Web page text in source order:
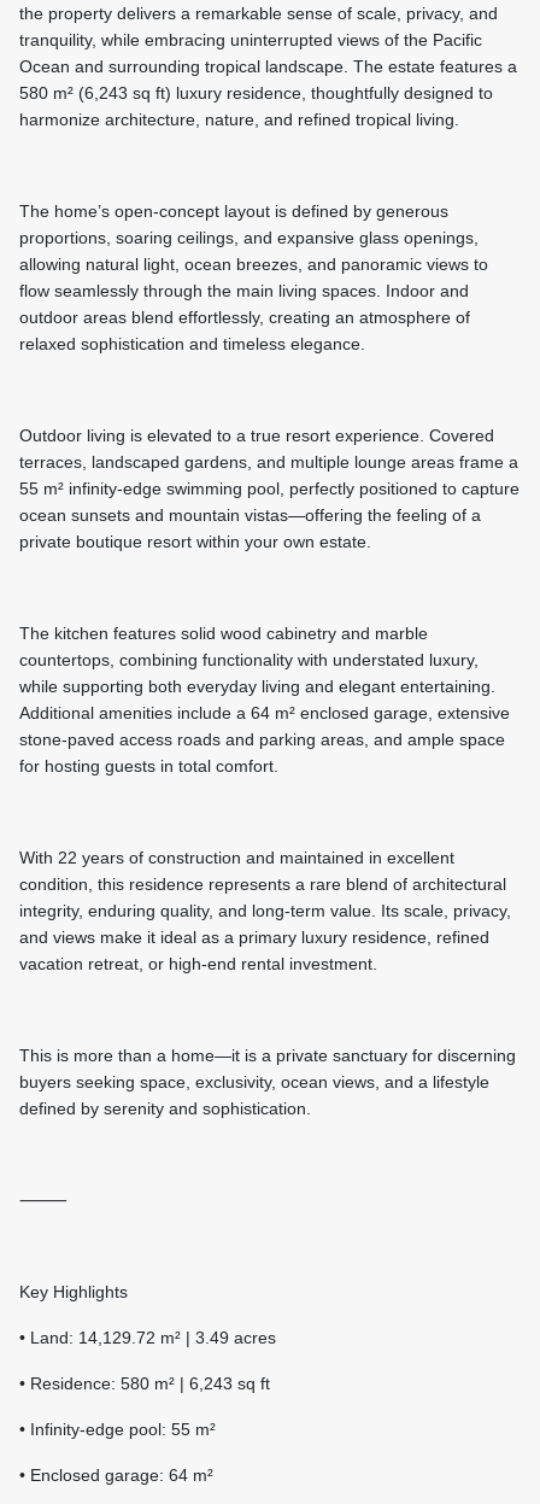
the property delivers a remarkable sense of scale, privacy, and
tranquility, while embracing uninterrupted views of the Pacific
Ocean and surrounding tropical landscape. The estate features a
580 m² (6,243 sq ft) luxury residence, thoughtfully designed to
harmonize architecture, nature, and refined tropical living.
The home’s open-concept layout is defined by generous
proportions, soaring ceilings, and expansive glass openings,
allowing natural light, ocean breezes, and panoramic views to
flow seamlessly through the main living spaces. Indoor and
outdoor areas blend effortlessly, creating an atmosphere of
relaxed sophistication and timeless elegance.
Outdoor living is elevated to a true resort experience. Covered
terraces, landscaped gardens, and multiple lounge areas frame a
55 m² infinity-edge swimming pool, perfectly positioned to capture
ocean sunsets and mountain vistas—offering the feeling of a
private boutique resort within your own estate.
The kitchen features solid wood cabinetry and marble
countertops, combining functionality with understated luxury,
while supporting both everyday living and elegant entertaining.
Additional amenities include a 64 m² enclosed garage, extensive
stone-paved access roads and parking areas, and ample space
for hosting guests in total comfort.
With 22 years of construction and maintained in excellent
condition, this residence represents a rare blend of architectural
integrity, enduring quality, and long-term value. Its scale, privacy,
and views make it ideal as a primary luxury residence, refined
vacation retreat, or high-end rental investment.
This is more than a home—it is a private sanctuary for discerning
buyers seeking space, exclusivity, ocean views, and a lifestyle
defined by serenity and sophistication.
⸻
Key Highlights
• Land: 14,129.72 m² | 3.49 acres
• Residence: 580 m² | 6,243 sq ft
• Infinity-edge pool: 55 m²
• Enclosed garage: 64 m²